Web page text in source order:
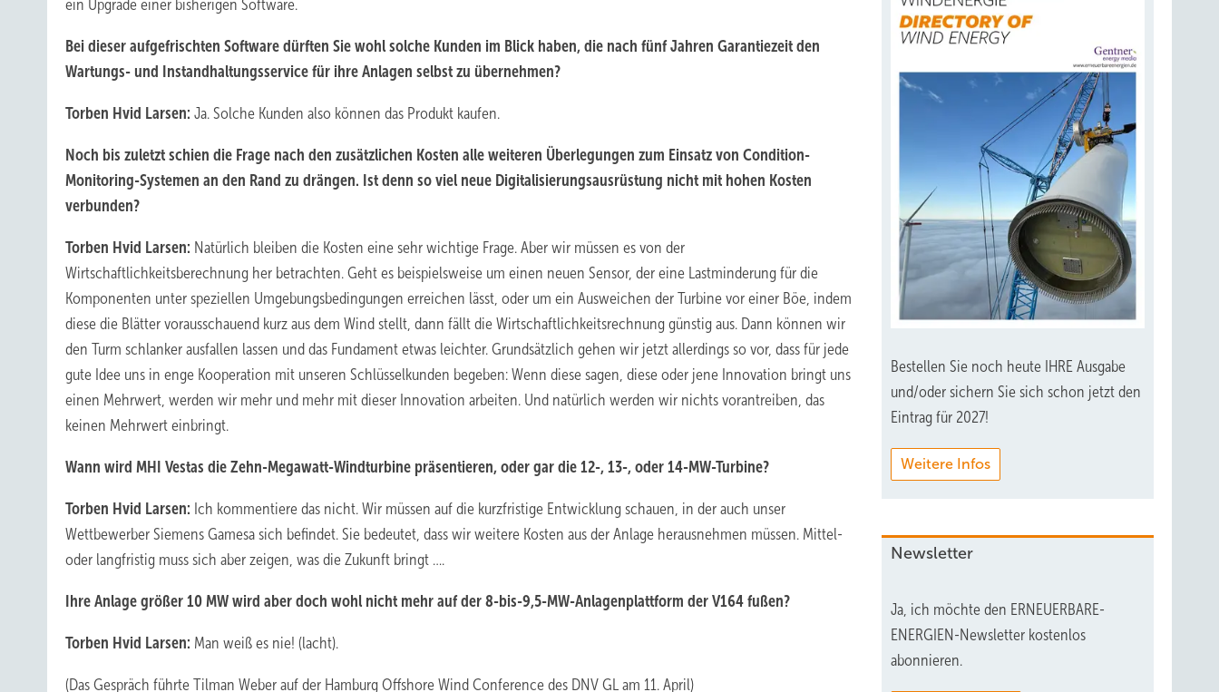
ein Upgrade einer bisherigen Software.
Bei dieser aufgefrischten Software dürften Sie wohl solche Kunden im Blick haben, die nach fünf Jahren Garantiezeit den
Wartungs- und Instandhaltungsservice für ihre Anlagen selbst zu übernehmen?
Torben Hvid Larsen: Ja. Solche Kunden also können das Produkt kaufen.
Noch bis zuletzt schien die Frage nach den zusätzlichen Kosten alle weiteren Überlegungen zum Einsatz von Condition-
Monitoring-Systemen an den Rand zu drängen. Ist denn so viel neue Digitalisierungsausrüstung nicht mit hohen Kosten
verbunden?
Torben Hvid Larsen: Natürlich bleiben die Kosten eine sehr wichtige Frage. Aber wir müssen es von der
Wirtschaftlichkeitsberechnung her betrachten. Geht es beispielsweise um einen neuen Sensor, der eine Lastminderung für die
Komponenten unter speziellen Umgebungsbedingungen erreichen lässt, oder um ein Ausweichen der Turbine vor einer Böe, indem
diese die Blätter vorausschauend kurz aus dem Wind stellt, dann fällt die Wirtschaftlichkeitsrechnung günstig aus. Dann können wir
den Turm schlanker ausfallen lassen und das Fundament etwas leichter. Grundsätzlich gehen wir jetzt allerdings so vor, dass für jede
gute Idee uns in enge Kooperation mit unseren Schlüsselkunden begeben: Wenn diese sagen, diese oder jene Innovation bringt uns
einen Mehrwert, werden wir mehr und mehr mit dieser Innovation arbeiten. Und natürlich werden wir nichts vorantreiben, das
keinen Mehrwert einbringt.
Wann wird MHI Vestas die Zehn-Megawatt-Windturbine präsentieren, oder gar die 12-, 13-, oder 14-MW-Turbine?
Torben Hvid Larsen: Ich kommentiere das nicht. Wir müssen auf die kurzfristige Entwicklung schauen, in der auch unser
Wettbewerber Siemens Gamesa sich befindet. Sie bedeutet, dass wir weitere Kosten aus der Anlage herausnehmen müssen. Mittel-
oder langfristig muss sich aber zeigen, was die Zukunft bringt ….
Ihre Anlage größer 10 MW wird aber doch wohl nicht mehr auf der 8-bis-9,5-MW-Anlagenplattform der V164 fußen?
Torben Hvid Larsen: Man weiß es nie! (lacht).
(Das Gespräch führte Tilman Weber auf der Hamburg Offshore Wind Conference des DNV GL am 11. April)
Bestellen Sie noch heute IHRE Ausgabe
und/oder sichern Sie sich schon jetzt den
Eintrag für 2027!
Weitere Infos
Newsletter
Ja, ich möchte den ERNEUERBARE-
ENERGIEN-Newsletter kostenlos
abonnieren.